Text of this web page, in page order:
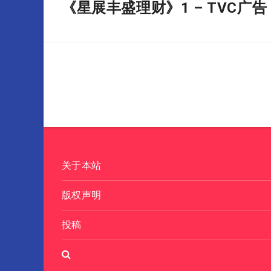
《星展丰盛理财》1 – TVC广告
关于本站
版权声明
投稿